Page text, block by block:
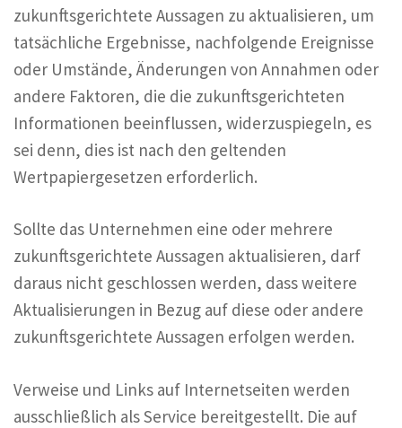
zukunftsgerichtete Aussagen zu aktualisieren, um
tatsächliche Ergebnisse, nachfolgende Ereignisse
oder Umstände, Änderungen von Annahmen oder
andere Faktoren, die die zukunftsgerichteten
Informationen beeinflussen, widerzuspiegeln, es
sei denn, dies ist nach den geltenden
Wertpapiergesetzen erforderlich.
Sollte das Unternehmen eine oder mehrere
zukunftsgerichtete Aussagen aktualisieren, darf
daraus nicht geschlossen werden, dass weitere
Aktualisierungen in Bezug auf diese oder andere
zukunftsgerichtete Aussagen erfolgen werden.
Verweise und Links auf Internetseiten werden
ausschließlich als Service bereitgestellt. Die auf